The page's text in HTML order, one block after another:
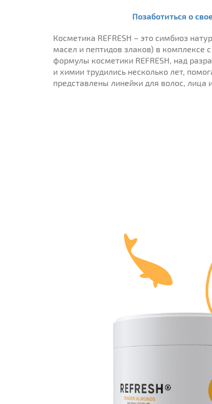
Позаботиться о
Косметика REFRESH – это симбиоз
масел и пептидов злаков) в комплексе
формулы косметики REFRESH, над
и химии трудились несколько лет,
представлены линейки для волос, лица